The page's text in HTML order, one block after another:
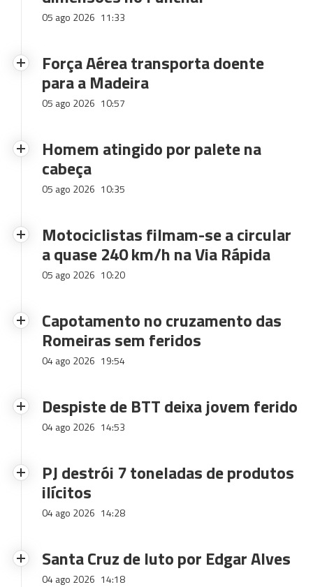
05 ago 2026 11:33
Força Aérea transporta doente
para a Madeira
05 ago 2026 10:57
Homem atingido por palete na
cabeça
05 ago 2026 10:35
Motociclistas filmam-se a circular
a quase 240 km/h na Via Rápida
05 ago 2026 10:20
Capotamento no cruzamento das
Romeiras sem feridos
04 ago 2026 19:54
Despiste de BTT deixa jovem ferido
04 ago 2026 14:53
PJ destrói 7 toneladas de produtos
ilícitos
04 ago 2026 14:28
Santa Cruz de luto por Edgar Alves
04 ago 2026 14:18